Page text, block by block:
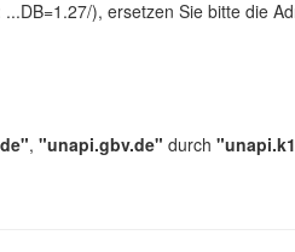
), ersetzen Sie bitte die
, "unapi.gbv.de" durch